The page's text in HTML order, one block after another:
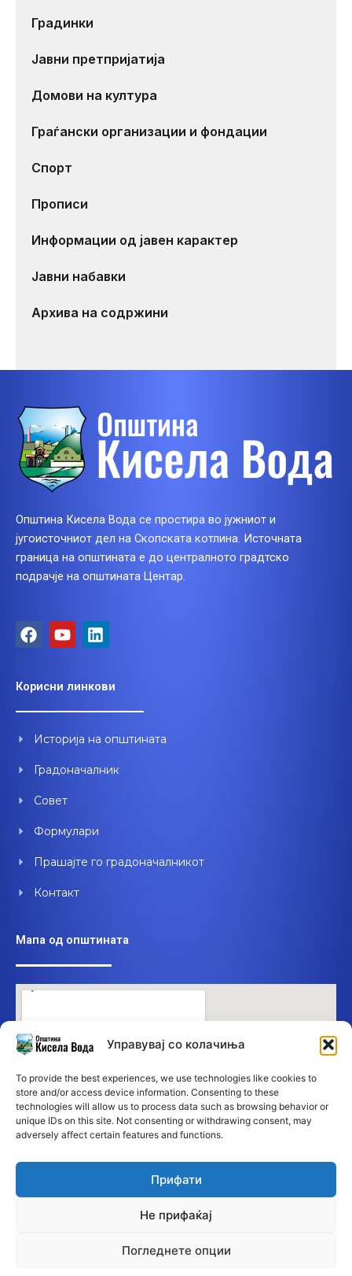
Управувај со колачиња
To provide the best experiences, we use technologies like cookies to
store and/or access device information. Consenting to these
technologies will allow us to process data such as browsing behavior or
unique IDs on this site. Not consenting or withdrawing consent, may
adversely affect certain features and functions.
Прифати
Не прифаќај
Погледнете опции
Градинки
Јавни претпријатија
Домови на култура
Граѓански организации и фондации
Спорт
Прописи
Информации од јавен карактер
Јавни набавки
Архива на содржини
Општина Кисела Вода се простира во јужниот и
југоисточниот дел на Скопската котлина. Источната
граница на општината е до централното градтско
подрачје на општината Центар.
F
a
b
o
k
Y
o
u
b
L
i
e
d
n
Корисни линкови
Историја на општината
Градоначалник
Совет
Формулари
Прашајте го градоначалникот
Контакт
Мапа од општината